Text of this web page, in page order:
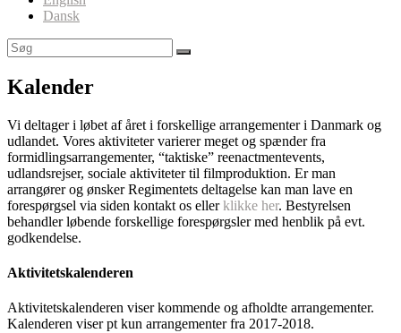
Dansk
Kalender
Vi deltager i løbet af året i forskellige arrangementer i Danmark og
udlandet. Vores aktiviteter varierer meget og spænder fra
formidlingsarrangementer, “taktiske” reenactmentevents,
udlandsrejser, sociale aktiviteter til filmproduktion. Er man
arrangører og ønsker Regimentets deltagelse kan man lave en
forespørgsel via siden kontakt os ellerklikke her. Bestyrelsen
behandler løbende forskellige forespørgsler med henblik på evt.
godkendelse.
Aktivitetskalenderen
Aktivitetskalenderen viser kommende og afholdte arrangementer.
Kalenderen viser pt kun arrangementer fra 2017-2018.